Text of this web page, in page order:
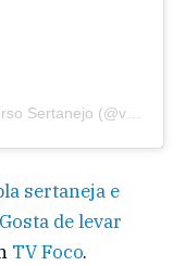
sertaneja e
de levar
TV Foco.